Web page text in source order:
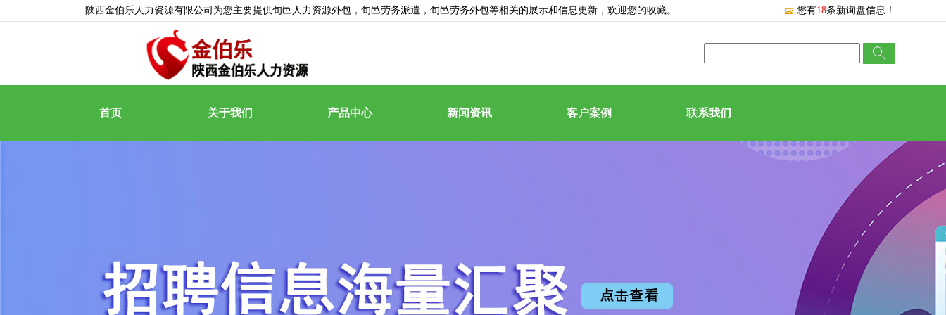
陕西金伯乐人力资源有限公司为您主要提供旬邑人力资源外包 ，旬邑劳务派遣，旬邑劳务外包等相关的展示和信息更新，欢迎您的收藏。 您有18条新询盘信息！
首页 关于我们 产品中心 新闻资讯 客户案例 联系我们